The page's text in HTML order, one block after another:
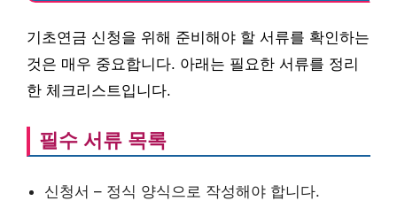
기초연금 신청을 위해 준비해야 할 서류를 확인하는
것은 매우 중요합니다. 아래는 필요한 서류를 정리
한 체크리스트입니다.
필수 서류 목록
신청서 – 정식 양식으로 작성해야 합니다.